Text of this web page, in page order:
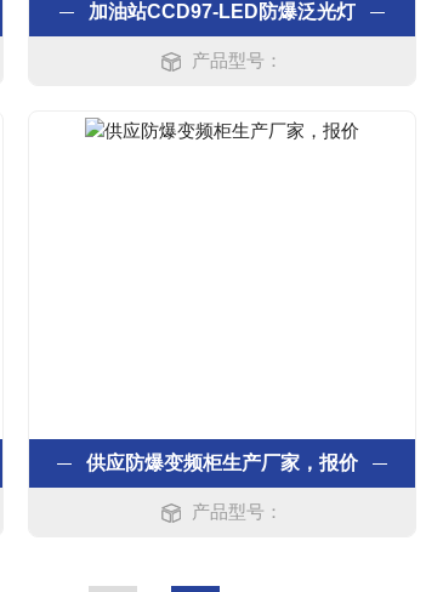
加油站CCD97-LED防爆泛光灯
产品型号：
供应防爆变频柜生产厂家，报价
产品型号：